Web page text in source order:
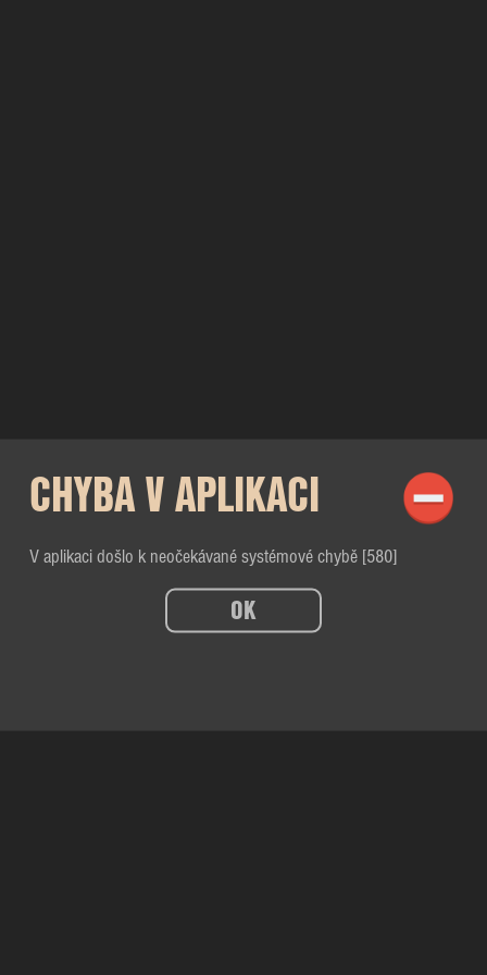
CHYBA V APLIKACI
V aplikaci došlo k neočekávané systémové chybě [580]
OK